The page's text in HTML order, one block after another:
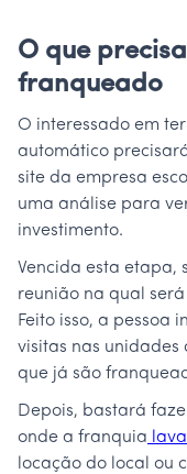
O que
franqueado
O interessado em
automático
site da empresa
uma análise para
investimento.
Vencida esta etapa,
reunião na qual
Feito isso, a pessoa
visitas nas unidades
que já são
Depois, bastará
onde a franquia
locação do local ou